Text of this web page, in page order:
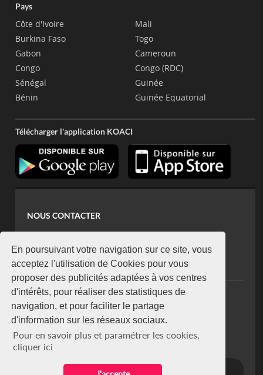
En poursuivant votre navigation sur ce site, vous
acceptez l'utilisation de Cookies pour vous
proposer des publicités adaptées à vos centres
d'intérêts, pour réaliser des statistiques de
navigation, et pour faciliter le partage
d'information sur les réseaux sociaux.
Pour en savoir plus et paramétrer les cookies,
cliquer ici
Pays
Côte d'Ivoire
Burkina Faso
Gabon
Congo
Sénégal
Bénin
Mali
Togo
Cameroun
Congo (RDC)
Guinée
Guinée Equatorial
Télécharger l'application KOACI
NOUS CONTACTER
koaci@yahoo.fr
+225 07 08 85 52 93
NEWSLETTER
Restez connecté via notre newsletter
S'abonner
Se désabonner